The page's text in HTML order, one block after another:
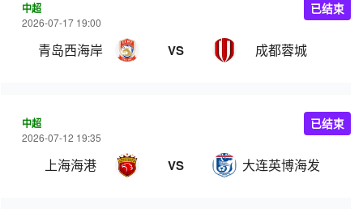
中超
2026-07-17 19:00
青岛西海岸 VS 成都蓉城
已结束
中超
2026-07-12 19:35
上海海港 VS 大连英博海发
已结束